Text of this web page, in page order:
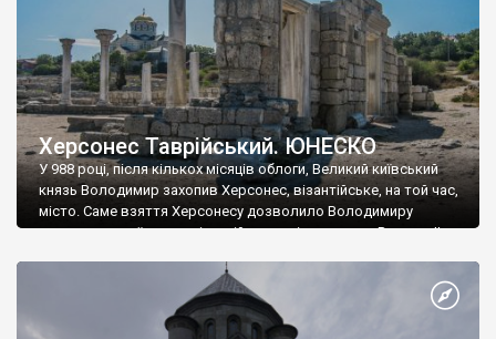
Херсонес Таврійський. ЮНЕСКО
У 988 році, після кількох місяців облоги, Великий київський
князь Володимир захопив Херсонес, візантійське, на той час,
місто. Саме взяття Херсонесу дозволило Володимиру
диктувати свої умови візантійському імператору Василю ІІ, та
Херсонесі Володимир-язичник, став Василем-християнином.
А потім було Хрещення Русі. На честь Херсонесу Таврійського